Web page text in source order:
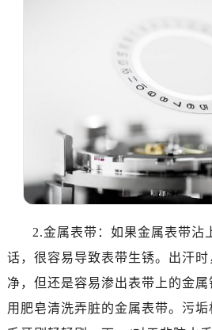
2.金属表带：如果金属表带沾
话，很容易导致表带生锈。出汗
净，但还是容易渗出表带上的金
用肥皂清洗弄脏的金属表带。污